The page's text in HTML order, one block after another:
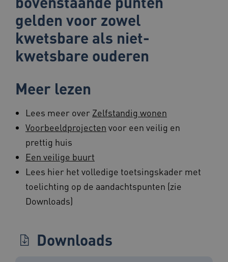
gelden voor zowel
kwetsbare als niet-
kwetsbare ouderen
Meer lezen
Lees meer over Zelfstandig wonen
Voorbeeldprojecten voor een veilig en
prettig huis
Een veilige buurt
Lees hier het volledige toetsingskader met
toelichting op de aandachtspunten (zie
Downloads)
Downloads
ga_session_duration www.beteroud.nl
AWSALBCORS
Amazon.com Inc.
f765.beteroud.nl
ASLBSA